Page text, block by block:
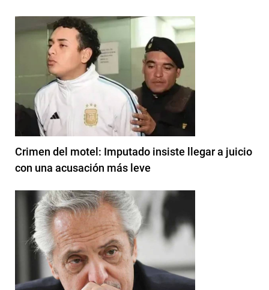
Crimen del motel: Imputado insiste llegar a juicio
con una acusación más leve